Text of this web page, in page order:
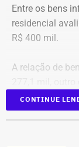
2 Bruno de
Almeida
Entre os bens
residencial
R$ 400 mil.
A relação de
D300, ano
aparecem na
CONTINUE